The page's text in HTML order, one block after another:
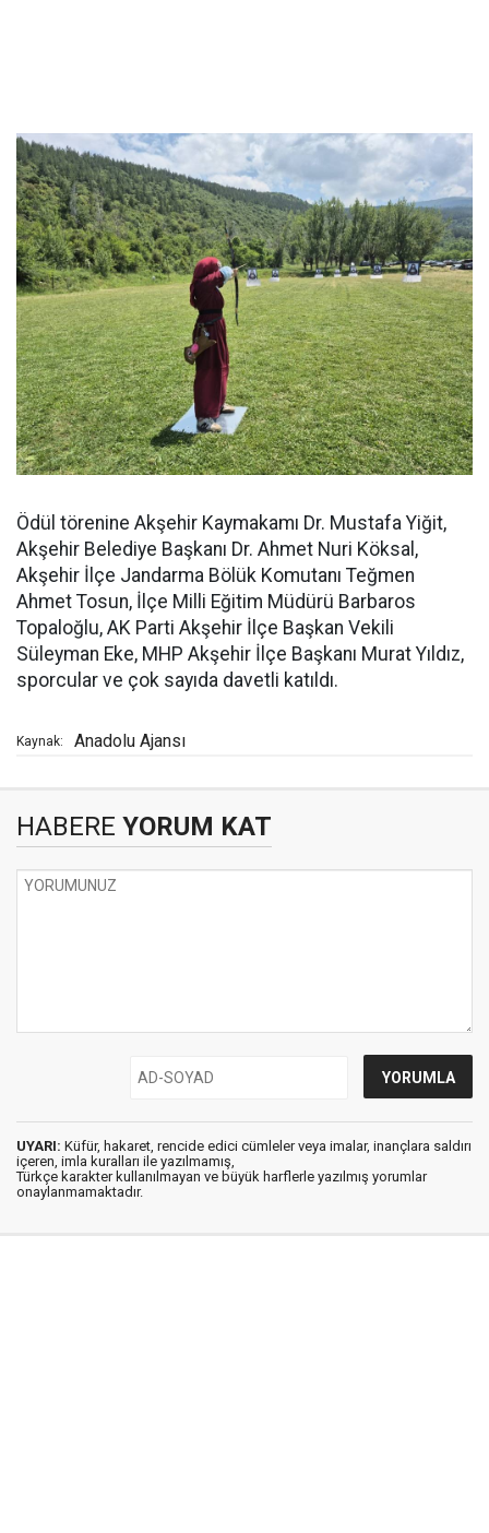
Ödül törenine Akşehir Kaymakamı Dr. Mustafa Yiğit,
Akşehir Belediye Başkanı Dr. Ahmet Nuri Köksal,
Akşehir İlçe Jandarma Bölük Komutanı Teğmen
Ahmet Tosun, İlçe Milli Eğitim Müdürü Barbaros
Topaloğlu, AK Parti Akşehir İlçe Başkan Vekili
Süleyman Eke, MHP Akşehir İlçe Başkanı Murat Yıldız,
sporcular ve çok sayıda davetli katıldı.
Kaynak: Anadolu Ajansı
HABERE YORUM KAT
UYARI: Küfür, hakaret, rencide edici cümleler veya imalar, inançlara saldırı
içeren, imla kuralları ile yazılmamış,
Türkçe karakter kullanılmayan ve büyük harflerle yazılmış yorumlar
onaylanmamaktadır.